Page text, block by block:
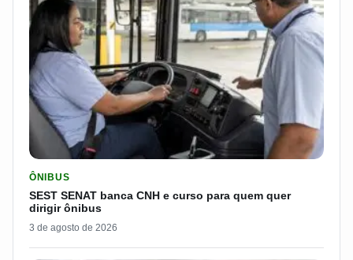
ÔNIBUS
SEST SENAT banca CNH e curso para quem quer
dirigir ônibus
3 de agosto de 2026